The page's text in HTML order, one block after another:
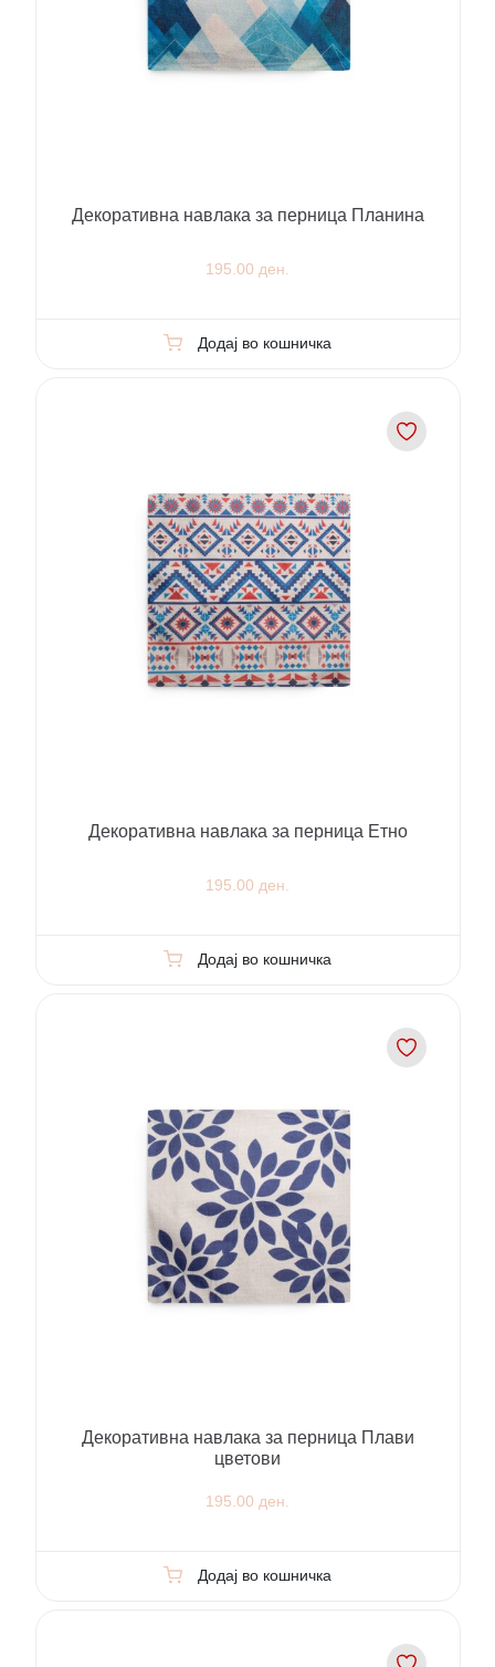
Декоративна навлака за перница Планина
195.00 ден.
Додај во кошничка
Декоративна навлака за перница Етно
195.00 ден.
Додај во кошничка
Декоративна навлака за перница Плави
цветови
195.00 ден.
Додај во кошничка